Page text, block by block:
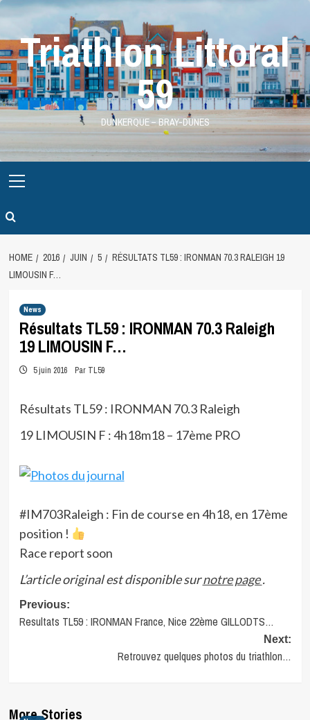
Skip
contentTriathlon Littoral
59
DUNKERQUE – BRAY-DUNES
Menu
HOME 2016 JUIN 5
RÉSULTATS TL59 : IRONMAN 70.3 RALEIGH 19
LIMOUSIN F…
News
Résultats TL59 : IRONMAN 70.3 Raleigh
19 LIMOUSIN F…
5 juin 2016 Par TL59
Résultats TL59 : IRONMAN 70.3 Raleigh
19 LIMOUSIN F : 4h18m18 – 17ème PRO
#IM703Raleigh : Fin de course en 4h18, en 17ème
position !
Race report soon
L’article original est disponible surnotre page.
Post
navigation
Previous:
Resultats TL59 : IRONMAN France, Nice 22ème GILLODTS…
Next:
Retrouvez quelques photos du triathlon…
More Stories